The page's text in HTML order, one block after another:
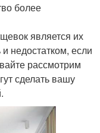
более
является их
недостатком, если
рассмотрим
сделать вашу